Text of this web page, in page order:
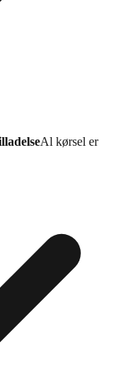
Al kørsel er